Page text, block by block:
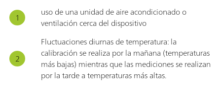
uso de una unidad de aire acondicionado o
ventilación cerca del dispositivo
Fluctuaciones diurnas de temperatura: la
calibración se realiza por la mañana (temperaturas
más bajas) mientras que las mediciones se realizan
por la tarde a temperaturas más altas.